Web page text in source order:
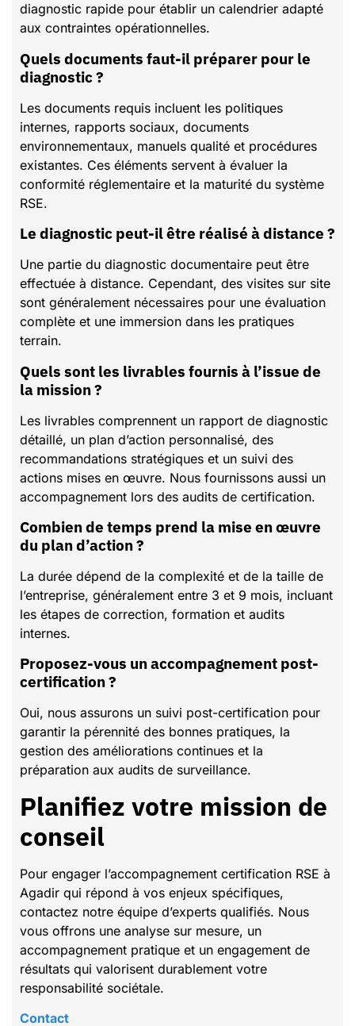
diagnostic rapide pour établir un calendrier adapté
aux contraintes opérationnelles.
Quels documents faut-il préparer pour le
diagnostic ?
Les documents requis incluent les politiques
internes, rapports sociaux, documents
environnementaux, manuels qualité et procédures
existantes. Ces éléments servent à évaluer la
conformité réglementaire et la maturité du système
RSE.
Le diagnostic peut-il être réalisé à distance ?
Une partie du diagnostic documentaire peut être
effectuée à distance. Cependant, des visites sur site
sont généralement nécessaires pour une évaluation
complète et une immersion dans les pratiques
terrain.
Quels sont les livrables fournis à l’issue de
la mission ?
Les livrables comprennent un rapport de diagnostic
détaillé, un plan d’action personnalisé, des
recommandations stratégiques et un suivi des
actions mises en œuvre. Nous fournissons aussi un
accompagnement lors des audits de certification.
Combien de temps prend la mise en œuvre
du plan d’action ?
La durée dépend de la complexité et de la taille de
l’entreprise, généralement entre 3 et 9 mois, incluant
les étapes de correction, formation et audits
internes.
Proposez-vous un accompagnement post-
certification ?
Oui, nous assurons un suivi post-certification pour
garantir la pérennité des bonnes pratiques, la
gestion des améliorations continues et la
préparation aux audits de surveillance.
Planifiez votre mission de
conseil
Pour engager l’accompagnement certification RSE à
Agadir qui répond à vos enjeux spécifiques,
contactez notre équipe d’experts qualifiés. Nous
vous offrons une analyse sur mesure, un
accompagnement pratique et un engagement de
résultats qui valorisent durablement votre
responsabilité sociétale.
Contact